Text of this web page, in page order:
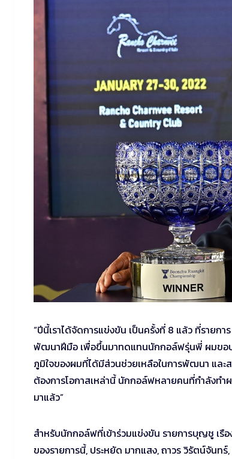
“ปีนี้เราได้จัดการแข่งขัน เป็นครั้งที่ 8 แล้ว ที่ราย
พัฒนาฝีมือ เพื่อขึ้นมาทดแทนนักกอล์ฟรุ่นพี่ ผมขอบ
ภูมิใจของผมที่ได้มีส่วนช่วยเหลือในการพัฒนา แล
ต้องการโอกาสเหล่านี้ นักกอล์ฟหลายคนที่กำลังท
มาแล้ว”
สำหรับนักกอล์ฟที่เข้าร่วมแข่งขัน รายการบุญชู
ของรายการนี้, ประหยัด มากแสง, ถาวร วิรัตน์จันท